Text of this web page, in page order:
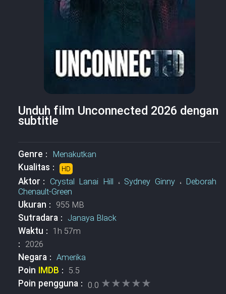
Unduh film Unconnected 2026 dengan
subtitle
Genre : Menakutkan
Kualitas : HD
Aktor : Crystal Lanai Hill ، Sydney Ginny ، Deborah
Chenault-Green
Ukuran : 955 MB
Sutradara : Janaya Black
Waktu : 1h 57m
: 2026
Negara : Amerika
Poin IMDB : 5.5
Poin pengguna : 0.0 ★★★★★
★★★★★